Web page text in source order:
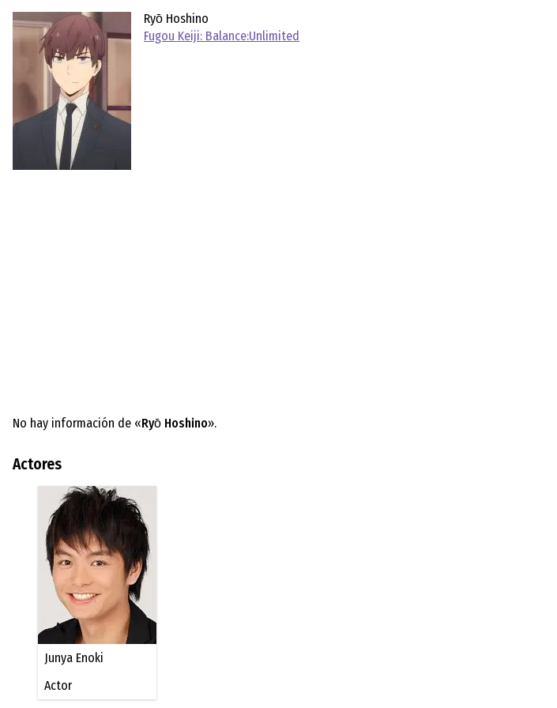
Ryо̄ Hoshino
Fugou Keiji: Balance:Unlimited
No hay información de «Ryо̄ Hoshino».
Actores
Junya Enoki
Actor